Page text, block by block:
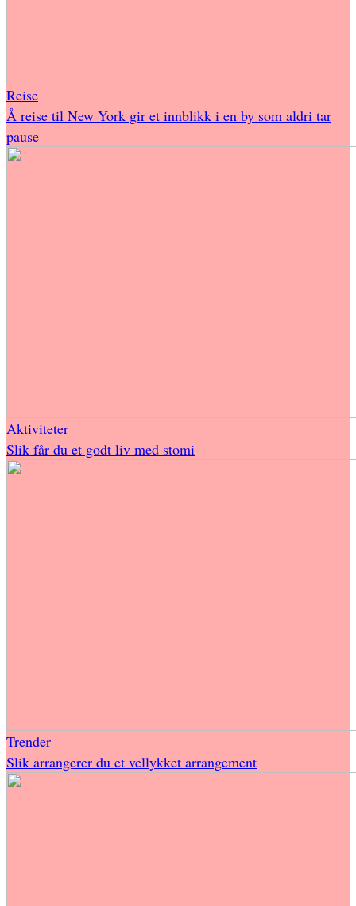
Reise
Å reise til New York gir et innblikk i en by som aldri tar
pause
Aktiviteter
Slik får du et godt liv med stomi
Trender
Slik arrangerer du et vellykket arrangement